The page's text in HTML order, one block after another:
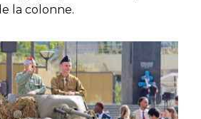
la colonne.